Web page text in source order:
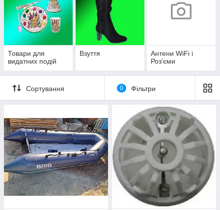
Товари для
видатних подій
Взуття
Антени WiFi і
Роз'єми
Сортування 0 Фільтри